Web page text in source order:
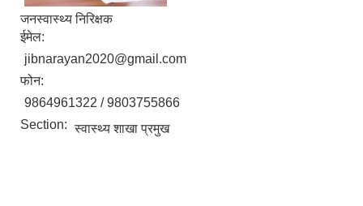
जनस्वास्थ्य निरिक्षक
ईमेल:
jibnarayan2020@gmail.com
फोन:
9864961322 / 9803755866
Section: स्वास्थ्य शाखा प्रमुख